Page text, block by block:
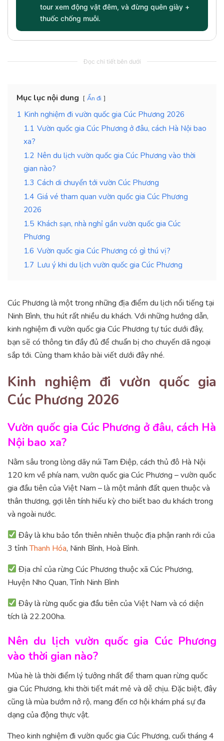
tour xem động vật đêm, và đừng quên giày +
thuốc chống muỗi.
Đọc chi tiết bên dưới
Mục lục nội dung Ẩn đi
1 Kinh nghiệm đi vườn quốc gia Cúc Phương 2026
1.1 Vườn quốc gia Cúc Phương ở đâu, cách Hà Nội bao
xa?
1.2 Nên du lịch vườn quốc gia Cúc Phương vào thời
gian nào?
1.3 Cách di chuyển tới vườn Cúc Phương
1.4 Giá vé tham quan vườn quốc gia Cúc Phương
2026
1.5 Khách sạn, nhà nghỉ gần vườn quốc gia Cúc
Phương
1.6 Vườn quốc gia Cúc Phương có gì thú vị?
1.7 Lưu ý khi du lịch vườn quốc gia Cúc Phương
Cúc Phương là một trong những địa điểm du lịch nổi tiếng tại
Ninh Bình, thu hút rất nhiều du khách. Với những hướng dẫn,
kinh nghiệm đi vườn quốc gia Cúc Phương tự túc dưới đây,
bạn sẽ có thông tin đầy đủ để chuẩn bị cho chuyến dã ngoại
sắp tới. Cùng tham khảo bài viết dưới đây nhé.
Kinh nghiệm đi vườn quốc gia
Cúc Phương 2026
Vườn quốc gia Cúc Phương ở đâu, cách Hà
Nội bao xa?
Nằm sâu trong lòng dãy núi Tam Điệp, cách thủ đô Hà Nội
120 km về phía nam, vườn quốc gia Cúc Phương – vườn quốc
gia đầu tiên của Việt Nam – là một mảnh đất quen thuộc và
thân thương, gợi lên tính hiếu kỳ cho biết bao du khách trong
và ngoài nước.
Đây là khu bảo tồn thiên nhiên thuộc địa phận ranh rới của
3 tỉnhThanh Hóa, Ninh Bình, Hoà Bình.
Địa chỉ của rừng Cúc Phương thuộc xã Cúc Phương,
Huyện Nho Quan, Tỉnh Ninh Bình
Đây là rừng quốc gia đầu tiên của Việt Nam và có diện
tích là 22.200ha.
Nên du lịch vườn quốc gia Cúc Phương
vào thời gian nào?
Mùa hè là thời điểm lý tưởng nhất để tham quan rừng quốc
gia Cúc Phương, khi thời tiết mát mẻ và dễ chịu. Đặc biệt, đây
cũng là mùa bướm nở rộ, mang đến cơ hội khám phá sự đa
dạng của động thực vật.
Theo kinh nghiệm đi vườn quốc gia Cúc Phương, cuối tháng 4